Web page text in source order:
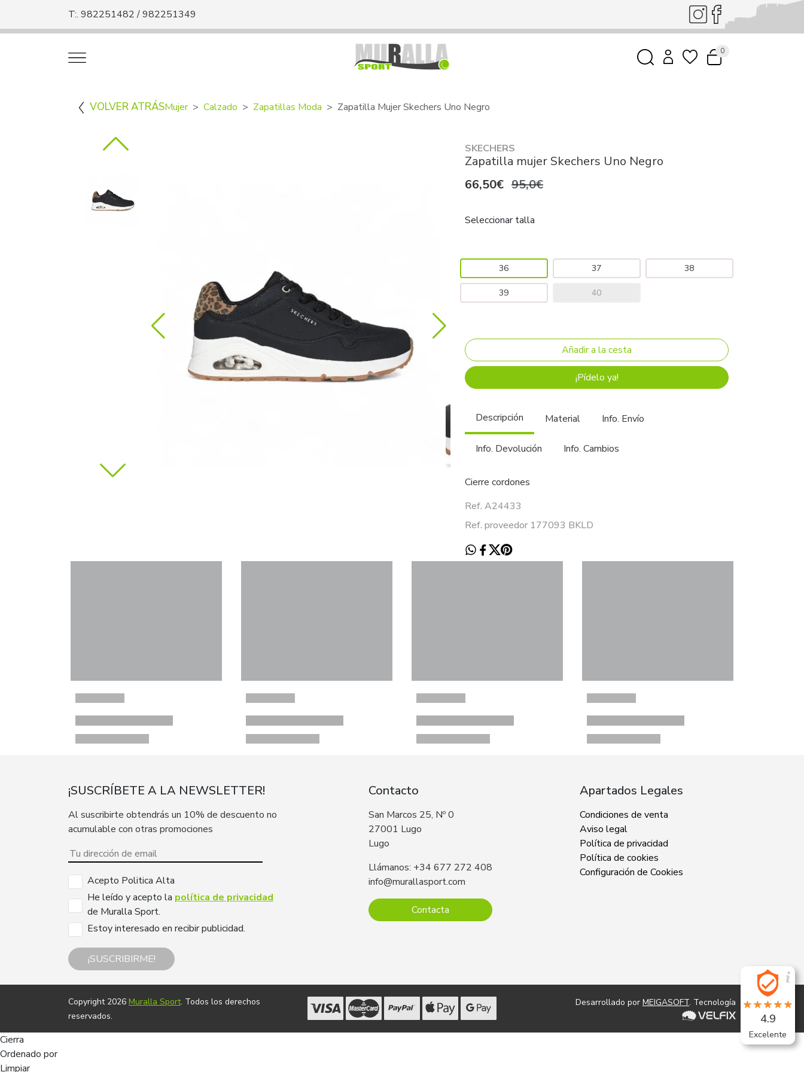
T:. 982251482 / 982251349
0
VOLVER ATRÁSMujer Calzado Zapatillas Moda Zapatilla Mujer Skechers Uno Negro
SKECHERS
Zapatilla mujer Skechers Uno Negro
66,50€ 95,0€
Seleccionar talla
36 37 38
39 40
¡Pídelo ya!
Descripción Material Info. Envío
Info. Devolución Info. Cambios
Cierre cordones
Ref. A24433
Ref. proveedor 177093 BKLD
¡SUSCRÍBETE A LA NEWSLETTER!
Al suscribirte obtendrás un 10% de descuento no
acumulable con otras promociones
Acepto Politica Alta
He leído y acepto la política de privacidad
de Muralla Sport.
Estoy interesado en recibir publicidad.
¡SUSCRIBIRME!
Contacto
San Marcos 25, Nº 0
27001 Lugo
Lugo
Llámanos: +34 677 272 408
info@murallasport.com
Contacta
Apartados Legales
Condiciones de venta
Aviso legal
Política de privacidad
Política de cookies
Configuración de Cookies
Copyright 2026 Muralla Sport. Todos los derechos
reservados.
Desarrollado por MEIGASOFT. Tecnología
4.9
Excelente
Cierra
Ordenado por
Limpiar